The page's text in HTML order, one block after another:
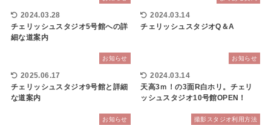
2024.03.28
チェリッシュスタジオ5号館への詳
細な道案内
2024.03.14
チェリッシュスタジオQ＆A
お知らせ
2025.06.17
チェリッシュスタジオ9号館と詳細
な道案内
お知らせ
2024.03.14
天高3ｍ！の3面R白ホリ。チェリ
ッシュスタジオ10号館OPEN！
お知らせ 撮影スタジオ利用方法